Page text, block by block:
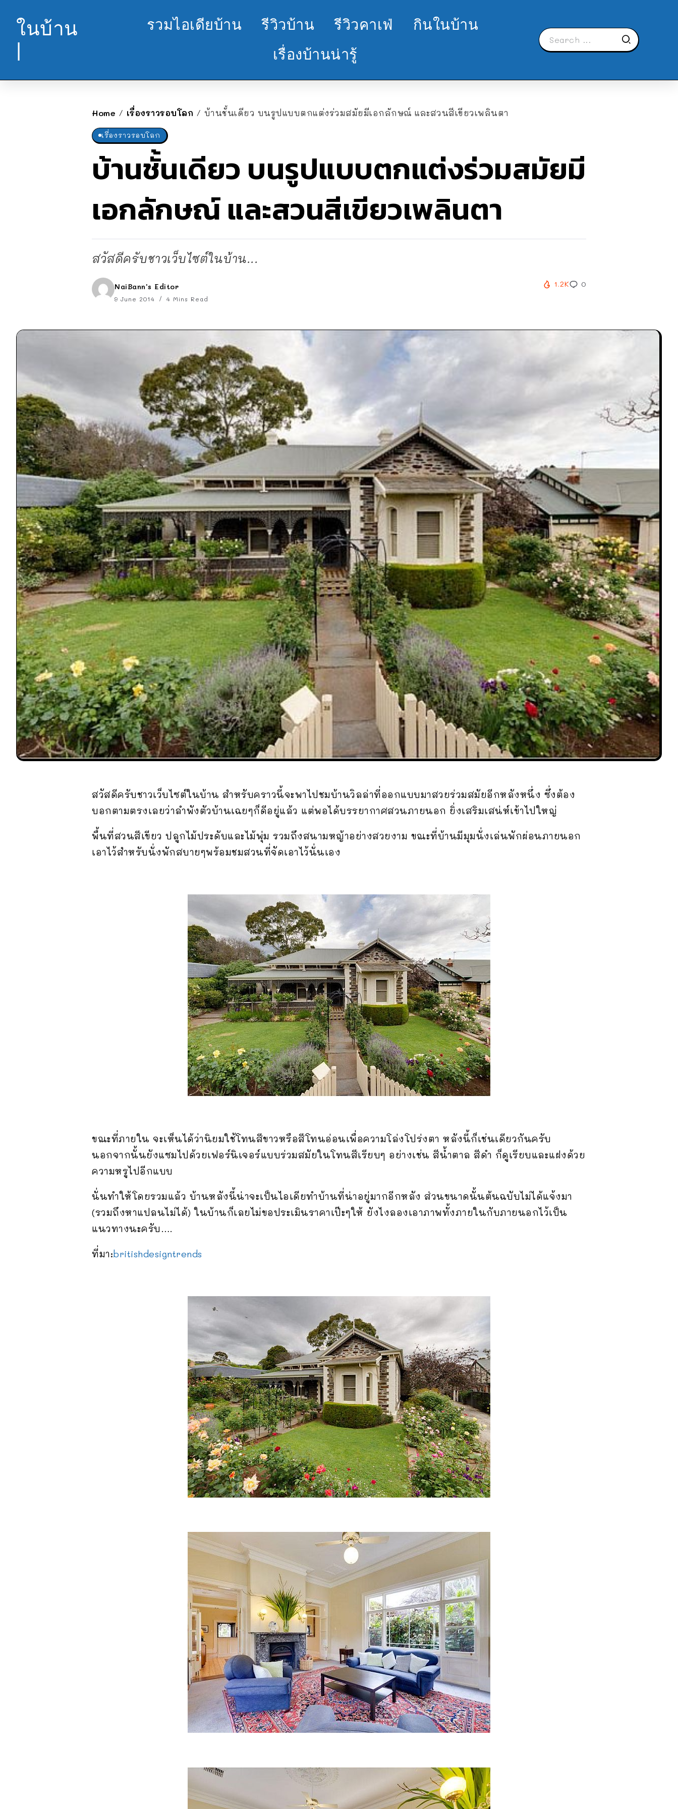
ในบ้าน
|
รวมไอเดียบ้าน รีวิวบ้าน รีวิวคาเฟ่
กินในบ้าน
เรื่องบ้านน่ารู้
Home / เรื่องราวรอบโลก / บ้านชั้นเดียว บนรูปแบบตกแต่งร่วมสมัยมีเอกลักษณ์ และสวนสีเขียวเพลินตา
เรื่องราวรอบโลก
บ้านชั้นเดียว บนรูปแบบตกแต่งร่วมสมัยมี
เอกลักษณ์ และสวนสีเขียวเพลินตา
สวัสดีครับชาวเว็บไซต์ในบ้าน...
NaiBann's Editor
9 June 2014 4 Mins Read
1.2K 0
สวัสดีครับชาวเว็บไซต์ในบ้าน สำหรับคราวนี้จะพาไปชมบ้านวิลล่าที่ออกแบบมาสวยร่วมสมัยอีกหลังหนึ่ง ซึ่งต้อง
บอกตามตรงเลยว่าลำพังตัวบ้านเฉยๆก็ดีอยู่แล้ว แต่พอได้บรรยากาศสวนภายนอก ยิ่งเสริมเสน่ห์เข้าไปใหญ่
พื้นที่สวนสีเขียว ปลูกไม้ประดับและไม้พุ่ม รวมถึงสนามหญ้าอย่างสวยงาม ขณะที่บ้านมีมุมนั่งเล่นพักผ่อนภายนอก
เอาไว้สำหรับนั่งพักสบายๆพร้อมชมสวนที่จัดเอาไว้นั่นเอง
ขณะที่ภายใน จะเห็นได้ว่านิยมใช้โทนสีขาวหรือสีโทนอ่อนเพื่อความโล่งโปร่งตา หลังนี้ก็เช่นเดียวกันครับ
นอกจากนั้นยังแซมไปด้วยเฟอร์นิเจอร์แบบร่วมสมัยในโทนสีเรียบๆ อย่างเช่น สีน้ำตาล สีดำ ก็ดูเรียบและแฝงด้วย
ความหรูไปอีกแบบ
นั่นทำให้โดยรวมแล้ว บ้านหลังนี้น่าจะเป็นไอเดียทำบ้านที่น่าอยู่มากอีกหลัง ส่วนขนาดนั้นต้นฉบับไม่ได้แจ้งมา
(รวมถึงหาแปลนไม่ได้) ในบ้านก็เลยไม่ขอประเมินราคาเป๊ะๆให้ ยังไงลองเอาภาพทั้งภายในกับภายนอกไว้เป็น
แนวทางนะครับ….
ที่มา:britishdesigntrends